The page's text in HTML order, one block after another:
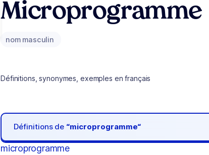
Microprogramme
nom masculin
Définitions, synonymes, exemples en français
Définitions de “microprogramme“
microprogramme